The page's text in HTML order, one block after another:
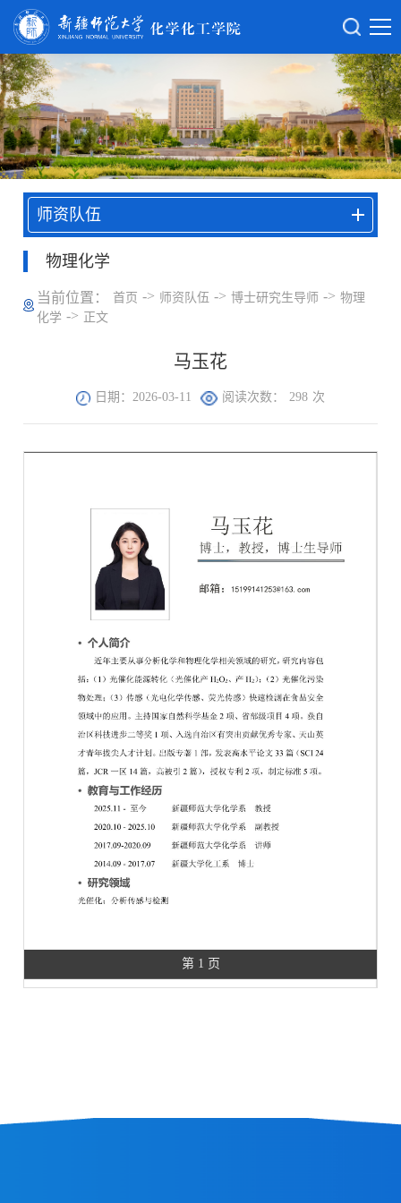
师资队伍
物理化学
当前位置： 首页 -> 师资队伍 -> 博士研究生导师 -> 物理
化学 -> 正文
马玉花
日期：2026-03-11 阅读次数： 298 次
第 1 页